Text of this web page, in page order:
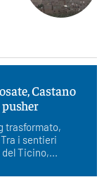
Castano
trasformato,
i sentieri
del Ticino,...